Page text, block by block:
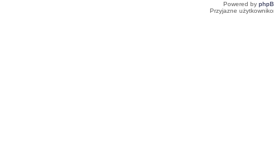
Powered by
Przyjazne